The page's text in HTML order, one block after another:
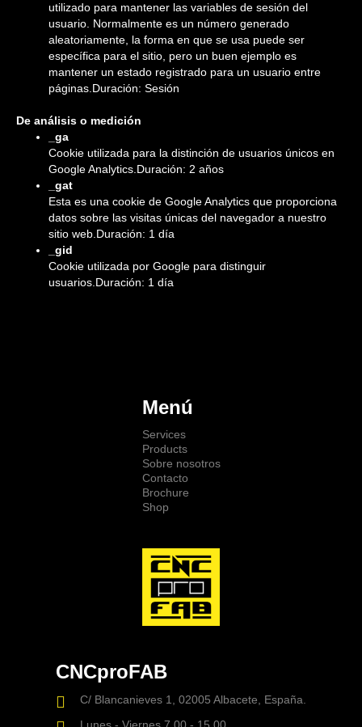
utilizado para mantener las variables de sesión del
usuario. Normalmente es un número generado
aleatoriamente, la forma en que se usa puede ser
específica para el sitio, pero un buen ejemplo es
mantener un estado registrado para un usuario entre
páginas.Duración: Sesión
De análisis o medición
_ga
Cookie utilizada para la distinción de usuarios únicos en
Google Analytics.Duración: 2 años
_gat
Esta es una cookie de Google Analytics que proporciona
datos sobre las visitas únicas del navegador a nuestro
sitio web.Duración: 1 día
_gid
Cookie utilizada por Google para distinguir
usuarios.Duración: 1 día
Menú
Services
Products
Sobre nosotros
Contacto
Brochure
Shop
CNCproFAB
C/ Blancanieves 1, 02005 Albacete, España.